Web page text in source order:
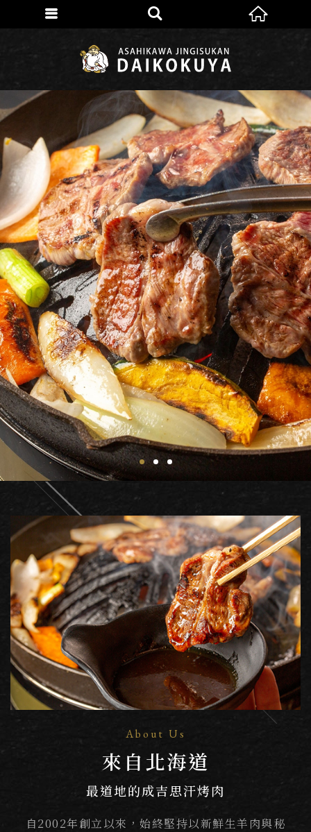
1 2 3
About Us
來自北海道
最道地的成吉思汗烤肉
自2002年創立以來，始終堅持以新鮮生羊肉與秘